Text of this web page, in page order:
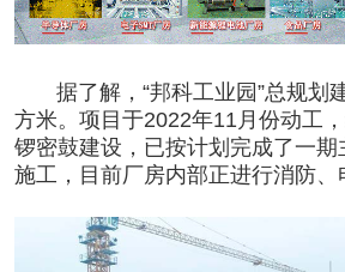
据了解，“邦科工业园 ”总规划
方米。项目于2022年11月份动工
锣密鼓建设，已按计划完成了一期
施工，目前厂房内部正进行消防、